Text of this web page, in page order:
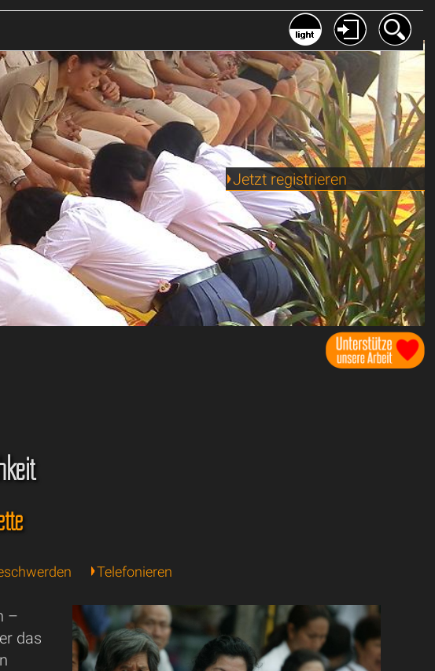
Jetzt registrieren
Telefonieren
–
das